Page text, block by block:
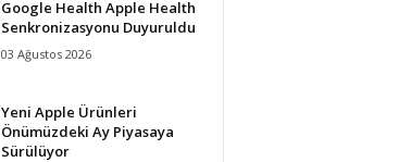
Google Health Apple Health
Senkronizasyonu Duyuruldu
03 Ağustos 2026
Yeni Apple Ürünleri
Önümüzdeki Ay Piyasaya
Sürülüyor